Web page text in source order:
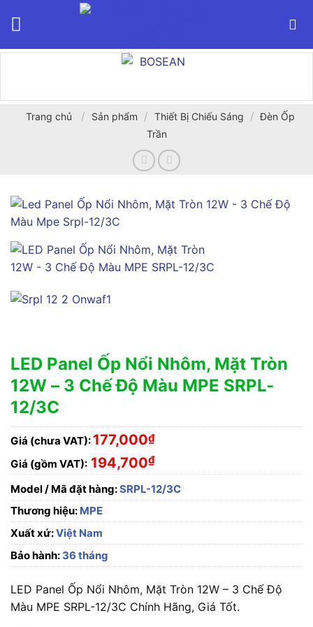
Trang chủ / Sản phẩm / Thiết Bị Chiếu Sáng / Đèn Ốp
Trần
LED Panel Ốp Nổi Nhôm, Mặt Tròn
12W – 3 Chế Độ Màu MPE SRPL-
12/3C
Giá (chưa VAT): 177,000₫
Giá (gồm VAT): 194,700₫
Model / Mã đặt hàng:SRPL-12/3C
Thương hiệu: MPE
Xuất xứ:Việt Nam
Bảo hành: 36 tháng
LED Panel Ốp Nổi Nhôm, Mặt Tròn 12W – 3 Chế Độ
Màu MPE SRPL-12/3C Chính Hãng, Giá Tốt.